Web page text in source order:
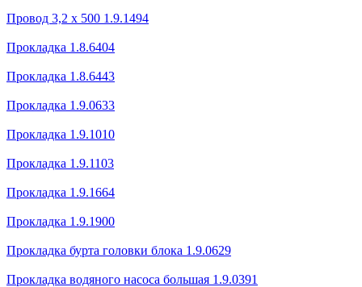
Провод 3,2 х 500 1.9.1494
Прокладка 1.8.6404
Прокладка 1.8.6443
Прокладка 1.9.0633
Прокладка 1.9.1010
Прокладка 1.9.1103
Прокладка 1.9.1664
Прокладка 1.9.1900
Прокладка бурта головки блока 1.9.0629
Прокладка водяного насоса большая 1.9.0391